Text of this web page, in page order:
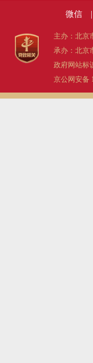
微信
主办：北京
承办：北京
政府网站标
京公网安备